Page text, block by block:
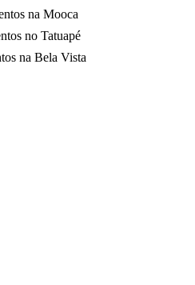
na Mooca
no Tatuapé
na Bela Vista